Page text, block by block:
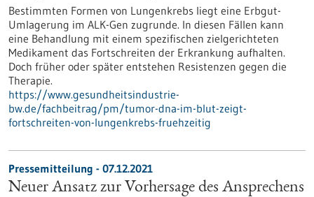
Bestimmten Formen von Lungenkrebs liegt eine Erbgut-
Umlagerung im ALK-Gen zugrunde. In diesen Fällen kann
eine Behandlung mit einem spezifischen zielgerichteten
Medikament das Fortschreiten der Erkrankung aufhalten.
Doch früher oder später entstehen Resistenzen gegen die
Therapie.
https://www.gesundheitsindustrie-
bw.de/fachbeitrag/pm/tumor-dna-im-blut-zeigt-
fortschreiten-von-lungenkrebs-fruehzeitig
Pressemitteilung - 07.12.2021
Neuer Ansatz zur Vorhersage des Ansprechens